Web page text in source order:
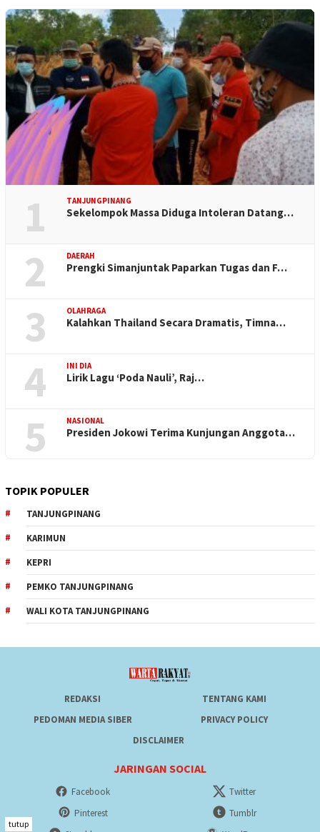
1 TANJUNGPINANG
Sekelompok Massa Diduga Intoleran Datang…
2 DAERAH
Prengki Simanjuntak Paparkan Tugas dan F…
3 OLAHRAGA
Kalahkan Thailand Secara Dramatis, Timna…
4 INI DIA
Lirik Lagu ‘Poda Nauli’, Raj…
5 NASIONAL
Presiden Jokowi Terima Kunjungan Anggota…
TOPIK POPULER
TANJUNGPINANG
KARIMUN
KEPRI
PEMKO TANJUNGPINANG
WALI KOTA TANJUNGPINANG
REDAKSI
TENTANG KAMI
PEDOMAN MEDIA SIBER
PRIVACY POLICY
DISCLAIMER
JARINGAN SOCIAL
Facebook
Twitter
Pinterest
Tumblr
tutup